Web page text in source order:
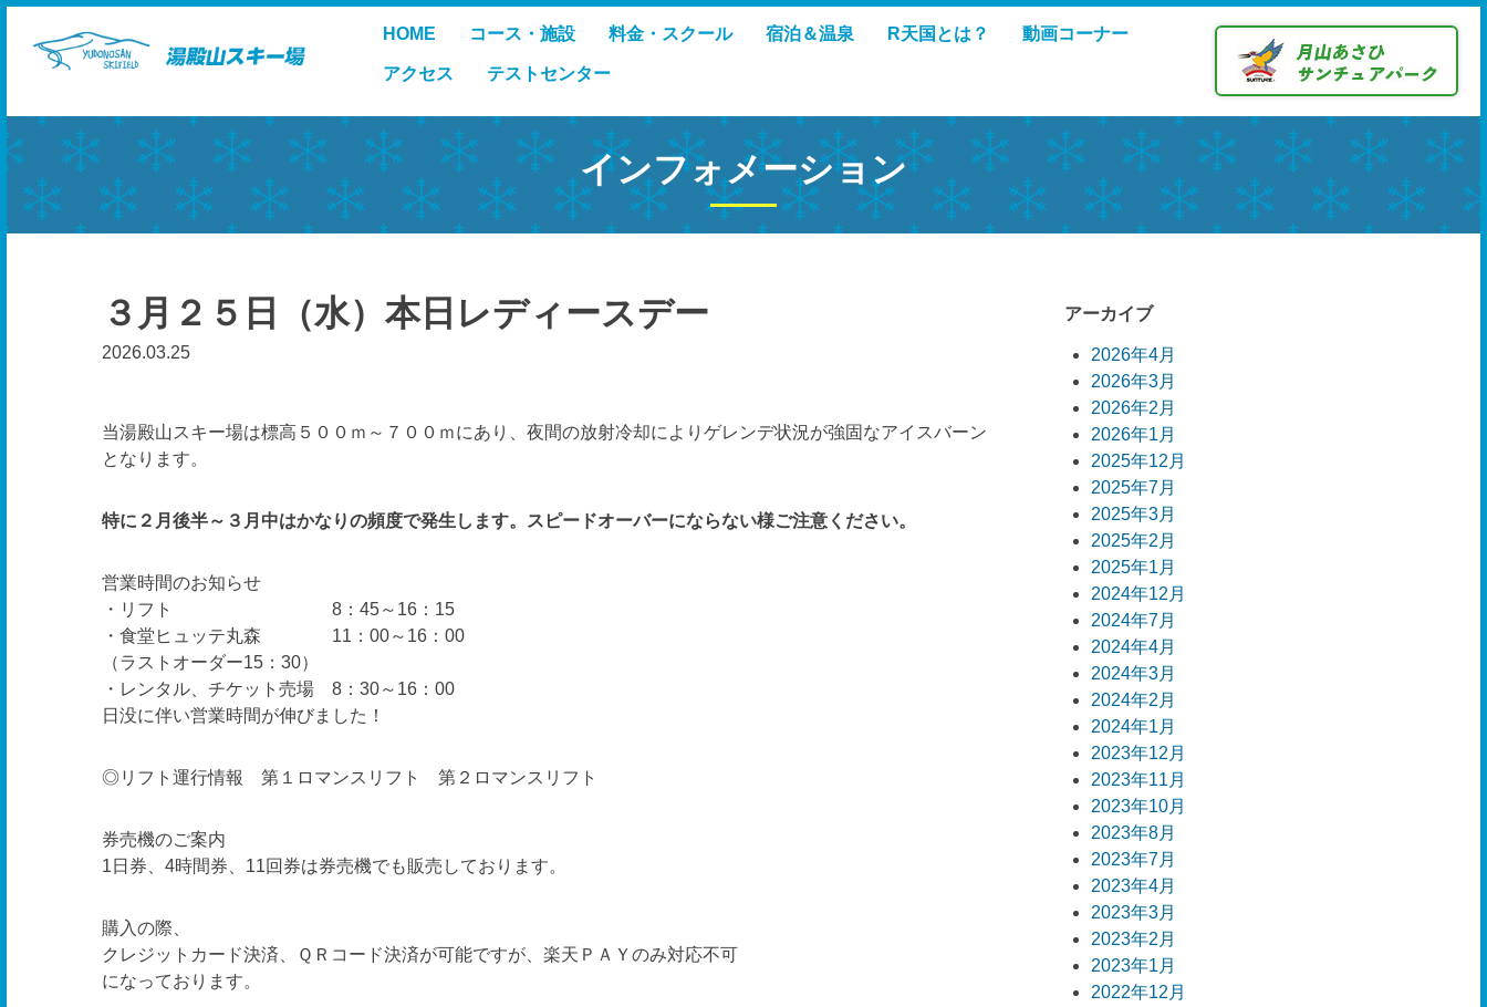
content
HOME コース・施設 料金・スクール 宿泊＆温泉 R天国とは？ 動画コーナー
アクセス テストセンター
インフォメーション
３月２５日（水）本日レディースデー
2026.03.25
当湯殿山スキー場は標高５００ｍ～７００ｍにあり、夜間の放射冷却によりゲレンデ状況が強固なアイスバーン
となります。
特に２月後半～３月中はかなりの頻度で発生します。スピードオーバーにならない様ご注意ください。
営業時間のお知らせ
・リフト 8：45～16：15
・食堂ヒュッテ丸森 11：00～16：00
（ラストオーダー15：30）
・レンタル、チケット売場 8：30～16：00
日没に伴い営業時間が伸びました！
◎リフト運行情報 第１ロマンスリフト 第２ロマンスリフト
券売機のご案内
1日券、4時間券、11回券は券売機でも販売しております。
購入の際、
クレジットカード決済、ＱＲコード決済が可能ですが、楽天ＰＡＹのみ対応不可
になっております。
アーカイブ
2026年4月
2026年3月
2026年2月
2026年1月
2025年12月
2025年7月
2025年3月
2025年2月
2025年1月
2024年12月
2024年7月
2024年4月
2024年3月
2024年2月
2024年1月
2023年12月
2023年11月
2023年10月
2023年8月
2023年7月
2023年4月
2023年3月
2023年2月
2023年1月
2022年12月